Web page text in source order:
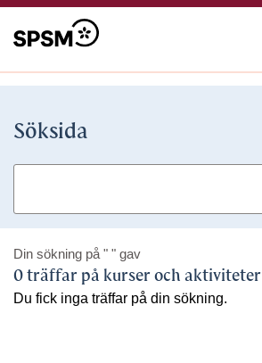
Söksida
Din sökning på " " gav
0 träffar på kurser och aktiviteter
Du fick inga träffar på din sökning.